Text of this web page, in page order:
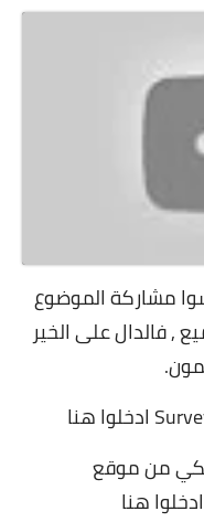
مشاركة الموضوع
, فالدال على الخير
ادخلوا هنا
من موقع
ادخلوا هنا